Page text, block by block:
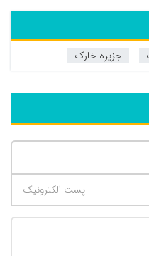
جزیره خارک